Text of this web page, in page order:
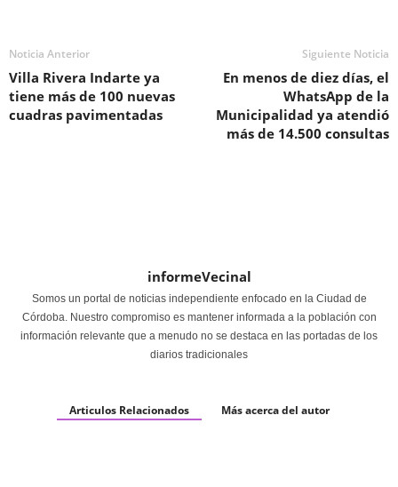
Noticia Anterior
Villa Rivera Indarte ya
tiene más de 100 nuevas
cuadras pavimentadas
Siguiente Noticia
En menos de diez días, el
WhatsApp de la
Municipalidad ya atendió
más de 14.500 consultas
informeVecinal
Somos un portal de noticias independiente enfocado en la Ciudad de
Córdoba. Nuestro compromiso es mantener informada a la población con
información relevante que a menudo no se destaca en las portadas de los
diarios tradicionales
Articulos Relacionados Más acerca del autor